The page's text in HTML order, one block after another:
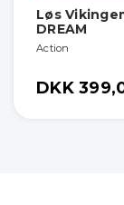
Løs
DREAM
Action
DKK